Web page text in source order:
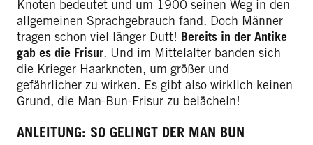
Knoten bedeutet und um 1900 seinen Weg in den
allgemeinen Sprachgebrauch fand. Doch Männer
tragen schon viel länger Dutt! Bereits in der Antike
gab es die Frisur. Und im Mittelalter banden sich
die Krieger Haarknoten, um größer und
gefährlicher zu wirken. Es gibt also wirklich keinen
Grund, die Man-Bun-Frisur zu belächeln!
ANLEITUNG: SO GELINGT DER MAN BUN